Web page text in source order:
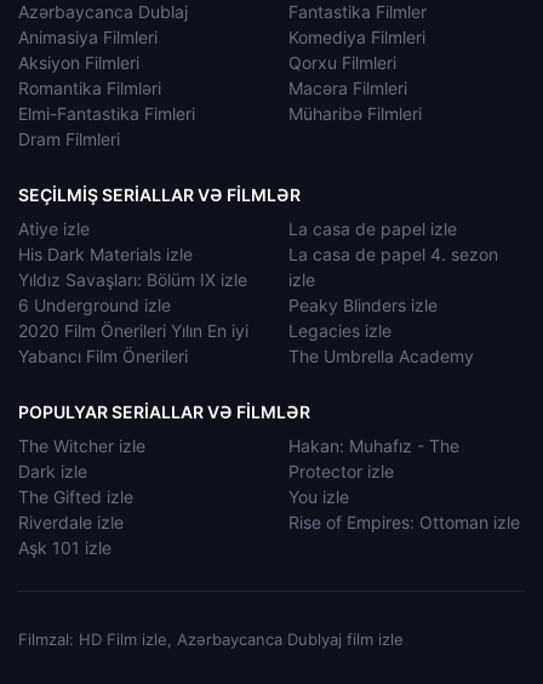
Azərbaycanca Dublaj
Animasiya Filmleri
Aksiyon Filmleri
Romantika Filmləri
Elmi-Fantastika Fimleri
Dram Filmleri
Fantastika Filmler
Komediya Filmleri
Qorxu Filmleri
Macəra Filmleri
Müharibə Filmleri
SEÇILMIŞ SERIALLAR VƏ FILMLƏR
Atiye izle
His Dark Materials izle
Yıldız Savaşları: Bölüm IX izle
6 Underground izle
2020 Film Önerileri Yılın En iyi
Yabancı Film Önerileri
La casa de papel izle
La casa de papel 4. sezon
izle
Peaky Blinders izle
Legacies izle
The Umbrella Academy
POPULYAR SERIALLAR VƏ FILMLƏR
The Witcher izle
Dark izle
The Gifted izle
Riverdale izle
Aşk 101 izle
Hakan: Muhafız - The
Protector izle
You izle
Rise of Empires: Ottoman izle
Filmzal: HD Film izle, Azərbaycanca Dublyaj film izle